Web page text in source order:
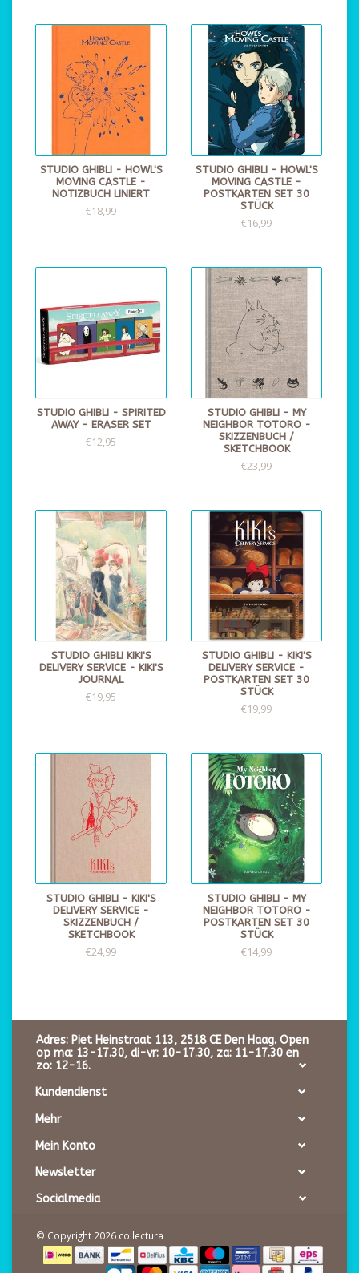
STUDIO GHIBLI - HOWL'S
MOVING CASTLE -
NOTIZBUCH LINIERT
€18,99
STUDIO GHIBLI - HOWL'S
MOVING CASTLE -
POSTKARTEN SET 30
STÜCK
€16,99
STUDIO GHIBLI - SPIRITED
AWAY - ERASER SET
€12,95
STUDIO GHIBLI - MY
NEIGHBOR TOTORO -
SKIZZENBUCH /
SKETCHBOOK
€23,99
STUDIO GHIBLI KIKI'S
DELIVERY SERVICE - KIKI'S
JOURNAL
€19,95
STUDIO GHIBLI - KIKI'S
DELIVERY SERVICE -
POSTKARTEN SET 30
STÜCK
€19,99
STUDIO GHIBLI - KIKI'S
DELIVERY SERVICE -
SKIZZENBUCH /
SKETCHBOOK
€24,99
STUDIO GHIBLI - MY
NEIGHBOR TOTORO -
POSTKARTEN SET 30
STÜCK
€14,99
Adres: Piet Heinstraat 113, 2518 CE Den Haag. Open
op ma: 13-17.30, di-vr: 10-17.30, za: 11-17.30 en
zo: 12-16.
Kundendienst
Mehr
Mein Konto
Newsletter
Socialmedia
© Copyright 2026 collectura